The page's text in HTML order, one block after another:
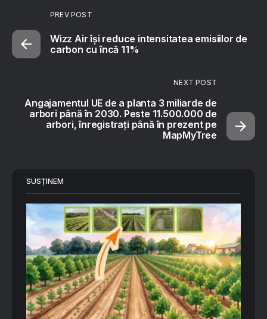
PREV POST
Wizz Air își reduce intensitatea emisiilor de
carbon cu încă 11%
NEXT POST
Angajamentul UE de a planta 3 miliarde de
arbori până în 2030. Peste 11.500.000 de
arbori, înregistrați până în prezent pe
MapMyTree
SUSȚINEM